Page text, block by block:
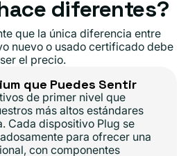
diferentes?
que la única diferencia entre
nuevo o usado certificado debe
ser el precio.
que Puedes Sentir
de primer nivel que
más altos estándares
Cada dispositivo Plug se
para ofrecer una
con componentes